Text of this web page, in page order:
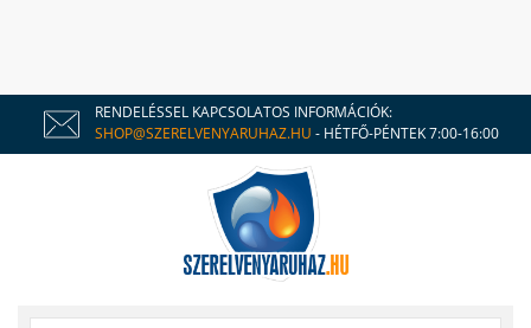
RENDELÉSSEL KAPCSOLATOS INFORMÁCIÓK:
SHOP@SZERELVENYARUHAZ.HU - HÉTFŐ-PÉNTEK 7:00-16:00